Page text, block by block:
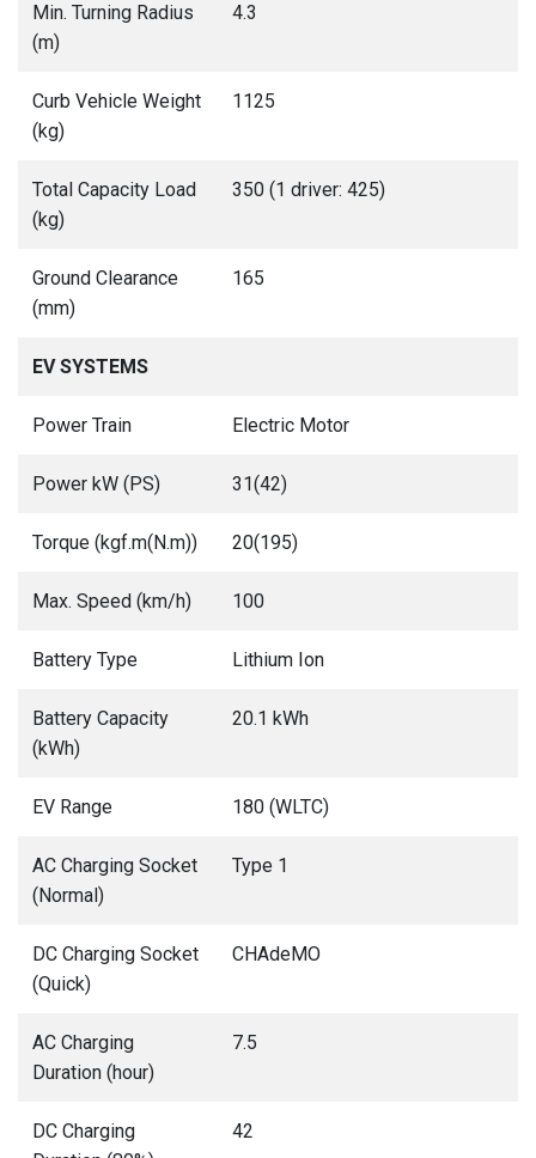
Min. Turning Radius
(m)
4.3
Curb Vehicle Weight
(kg)
1125
Total Capacity Load
(kg)
350 (1 driver: 425)
Ground Clearance
(mm)
165
EV SYSTEMS
Power Train Electric Motor
Power kW (PS) 31(42)
Torque (kgf.m(N.m)) 20(195)
Max. Speed (km/h) 100
Battery Type Lithium Ion
Battery Capacity
(kWh)
20.1 kWh
EV Range 180 (WLTC)
AC Charging Socket
(Normal)
Type 1
DC Charging Socket
(Quick)
CHAdeMO
AC Charging
Duration (hour)
7.5
DC Charging
42